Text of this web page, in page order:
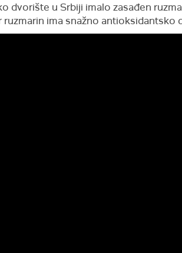
dvorište u Srbiji imalo zasađen
ruzmarin ima snažno